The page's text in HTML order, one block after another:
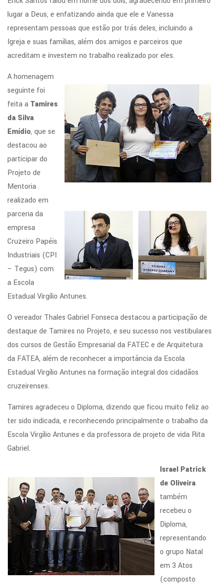
lugar a Deus, e enfatizando ainda que ele e Vanessa
representam pessoas que estão por trás deles, incluindo a
Igreja e suas famílias, além dos amigos e parceiros que
acreditam e investem no trabalho realizado por eles.
A homenagem
seguinte foi
feita a Tamires
da Silva
Emídio, que se
destacou ao
participar do
Projeto de
Mentoria
realizado em
parceria da
empresa
Cruzeiro Papéis
Industriais (CPI
– Tegus) com
a Escola
Estadual Virgílio Antunes.
O vereador Thales Gabriel Fonseca destacou a participação de
destaque de Tamires no Projeto, e seu sucesso nos vestibulares
dos cursos de Gestão Empresarial da FATEC e de Arquitetura
da FATEA, além de reconhecer a importância da Escola
Estadual Virgílio Antunes na formação integral dos cidadãos
cruzeirenses.
Tamires agradeceu o Diploma, dizendo que ficou muito feliz ao
ter sido indicada, e reconhecendo principalmente o trabalho da
Escola Virgílio Antunes e da professora de projeto de vida Rita
Gabriel.
Israel Patrick
de Oliveira
também
recebeu o
Diploma,
representando
o grupo Natal
em 3 Atos
(composto